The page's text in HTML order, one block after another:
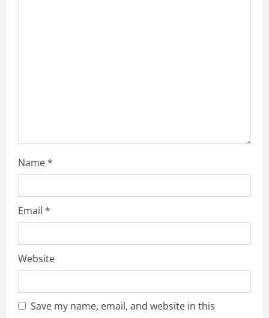
Name*
Email *
Website
Save my name, email, and website in this